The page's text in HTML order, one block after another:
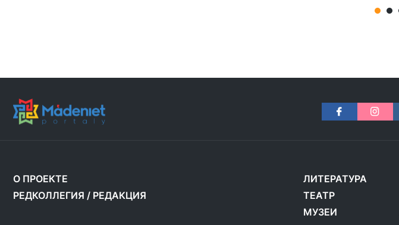
О ПРОЕКТЕ
РЕДКОЛЛЕГИЯ / РЕДАКЦИЯ
ЛИТЕРАТУРА
ТЕАТР
МУЗЕИ